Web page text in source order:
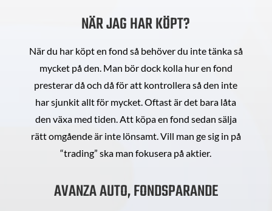
NÄR JAG HAR KÖPT?
När du har köpt en fond så behöver du inte tänka så
mycket på den. Man bör dock kolla hur en fond
presterar då och då för att kontrollera så den inte
har sjunkit allt för mycket. Oftast är det bara låta
den växa med tiden. Att köpa en fond sedan sälja
rätt omgående är inte lönsamt. Vill man ge sig in på
“trading” ska man fokusera på aktier.
AVANZA AUTO, FONDSPARANDE